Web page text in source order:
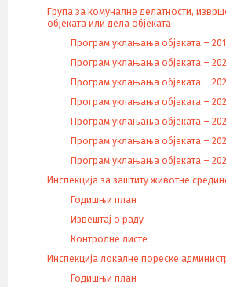
Група за комуналне делатности,
објеката или дела објеката
Програм уклањања објеката –
Програм уклањања објеката –
Програм уклањања објеката –
Програм уклањања објеката –
Програм уклањања објеката –
Програм уклањања објеката –
Програм уклањања објеката –
Инспекција за заштиту животне
Годишњи план
Извештај о раду
Контролне листе
Инспекција локалне пореске
Годишњи план